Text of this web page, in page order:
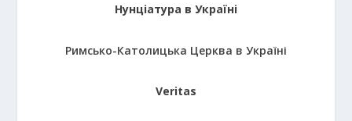
Нунціатура в Україні
Римсько-Католицька Церква в Україні
Veritas